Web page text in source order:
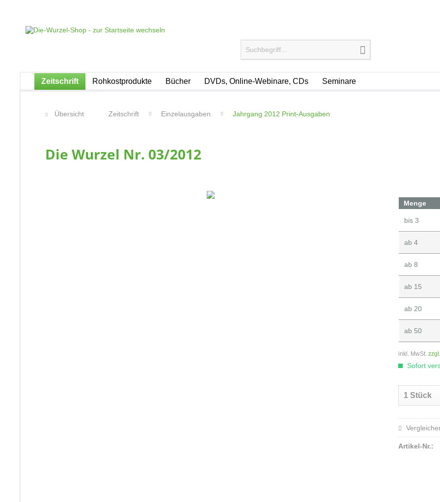
Zeitschrift Rohkostprodukte Bücher DVDs, Online-Webinare, CDs Seminare
Übersicht Zeitschrift Einzelausgaben Jahrgang 2012 Print-Ausgaben
Die Wurzel Nr. 03/2012
Menge
bis3
ab4
ab8
ab 15
ab 20
ab 50
inkl. MwSt.
Sofort
Artikel-Nr.: